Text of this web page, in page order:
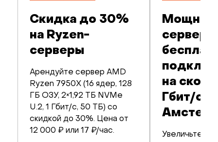
Скидка до 30%
на Ryzen-
серверы
Арендуйте сервер AMD
Ryzen 7950X (16 ядер, 128
ГБ ОЗУ, 2×1,92 ТБ NVMe
U.2, 1 Гбит/с, 50 ТБ) со
скидкой до 30%. Цена от
12 000 ₽ или 17 ₽/час.
Мощные
серверы
на
Гбит/c в
Увеличьте